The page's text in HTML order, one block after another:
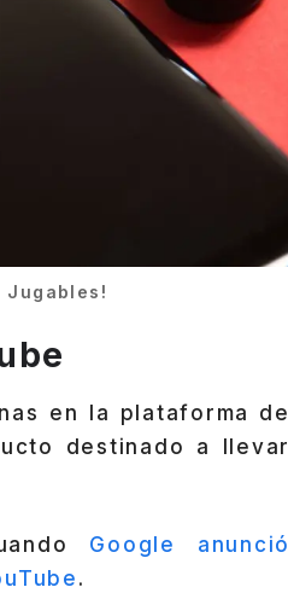
Jugables!
en la plataforma de
destinado a llevar
Google anunció
.